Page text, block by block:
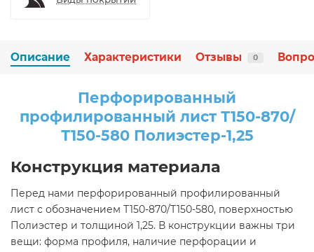
Описание Характеристики Отзывы 0
Перфорированный
профилированный лист Т150-870/
Т150-580 Полиэстер-1,25
Конструкция материала
Перед нами перфорированный профилированный
лист с обозначением Т150-870/Т150-580, поверхностью
Полиэстер и толщиной 1,25. В конструкции важны три
вещи: форма профиля, наличие перфорации и